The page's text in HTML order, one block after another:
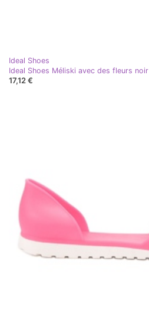
Ideal Shoes
Ideal Shoes Méliski avec des fleurs noir
17,12 €